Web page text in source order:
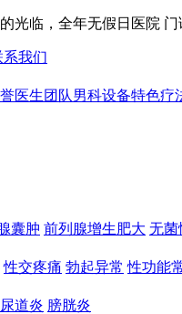
光临，全年无假日医院 门
系我们
医生团队男科设备特色疗
囊肿 前列腺增生肥大 无菌
性交疼痛 勃起异常 性功能
尿道炎 膀胱炎